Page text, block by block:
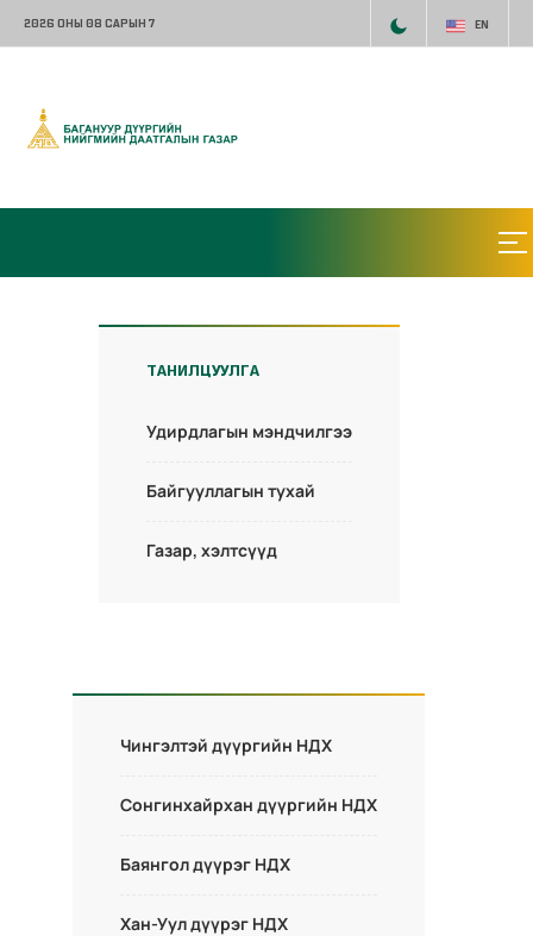
2026 ОНЫ 08 САРЫН 7 EN
ТАНИЛЦУУЛГА
Удирдлагын мэндчилгээ
Байгууллагын тухай
Газар, хэлтсүүд
Чингэлтэй дүүргийн НДХ
Сонгинхайрхан дүүргийн НДХ
Баянгол дүүрэг НДХ
Хан-Уул дүүрэг НДХ